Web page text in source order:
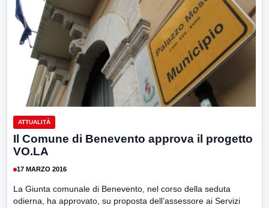
ATTUALITÀ
Il Comune di Benevento approva il progetto
VO.LA
17 MARZO 2016
La Giunta comunale di Benevento, nel corso della seduta
odierna, ha approvato, su proposta dell’assessore ai Servizi